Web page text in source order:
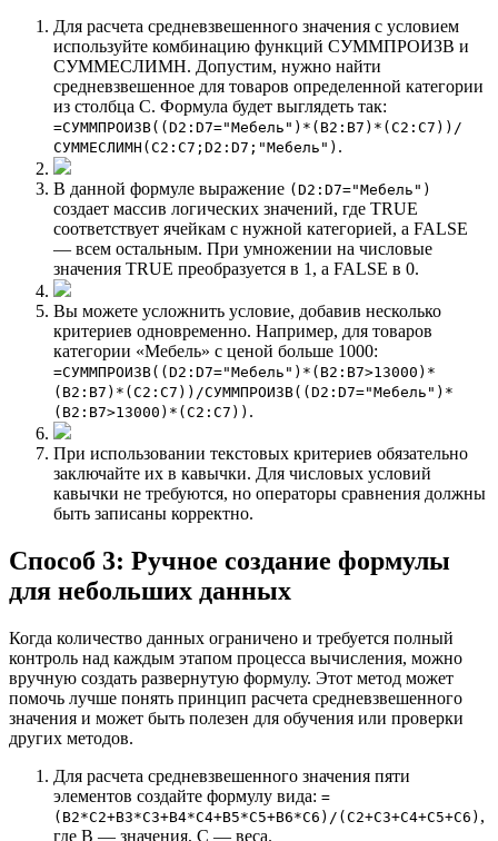
Для расчета средневзвешенного значения с условием
используйте комбинацию функций СУММПРОИЗВ и
СУММЕСЛИМН. Допустим, нужно найти
средневзвешенное для товаров определенной категории
из столбца C. Формула будет выглядеть так:
=СУММПРОИЗВ((D2:D7="Мебель")*(B2:B7)*(C2:C7))/
СУММЕСЛИМН(C2:C7;D2:D7;"Мебель") .
В данной формуле выражение (D2:D7="Мебель")
создает массив логических значений, где TRUE
соответствует ячейкам с нужной категорией, а FALSE
— всем остальным. При умножении на числовые
значения TRUE преобразуется в 1, а FALSE в 0.
Вы можете усложнить условие, добавив несколько
критериев одновременно. Например, для товаров
категории «Мебель» с ценой больше 1000:
=СУММПРОИЗВ((D2:D7="Мебель")*(B2:B7>13000)*
(B2:B7)*(C2:C7))/СУММПРОИЗВ((D2:D7="Мебель")*
(B2:B7>13000)*(C2:C7)) .
При использовании текстовых критериев обязательно
заключайте их в кавычки. Для числовых условий
кавычки не требуются, но операторы сравнения должны
быть записаны корректно.
Способ 3: Ручное создание формулы
для небольших данных
Когда количество данных ограничено и требуется полный
контроль над каждым этапом процесса вычисления, можно
вручную создать развернутую формулу. Этот метод может
помочь лучше понять принцип расчета средневзвешенного
значения и может быть полезен для обучения или проверки
других методов.
Для расчета средневзвешенного значения пяти
элементов создайте формулу вида: =
(B2*C2+B3*C3+B4*C4+B5*C5+B6*C6)/(C2+C3+C4+C5+C6) ,
где B — значения, C — веса.